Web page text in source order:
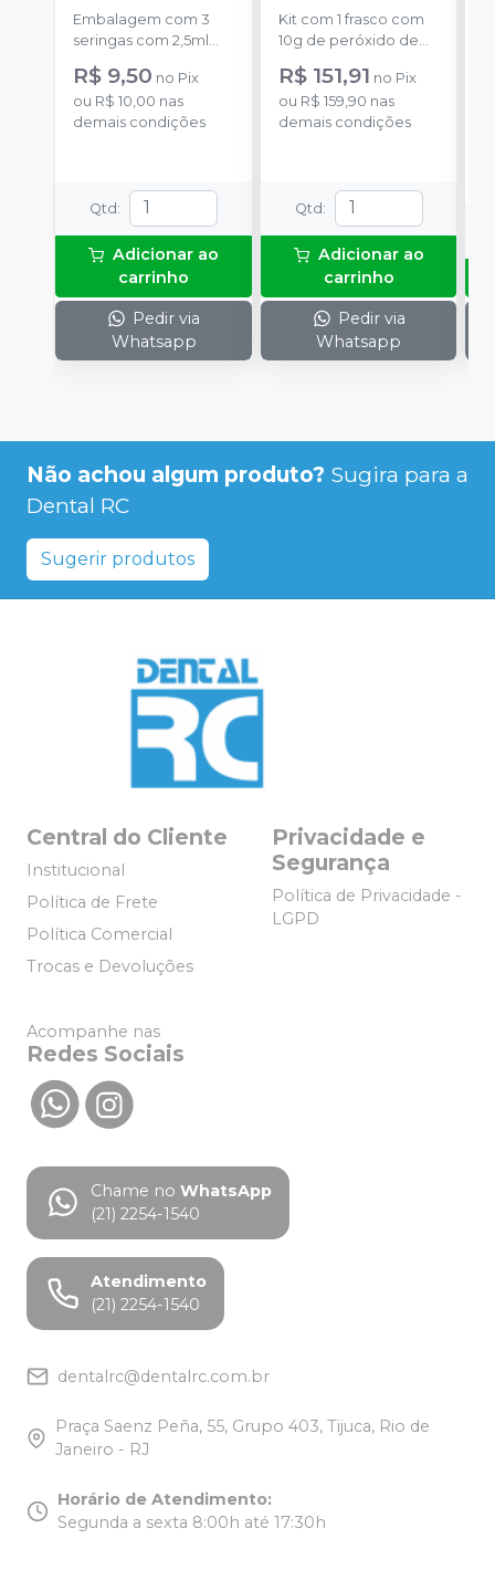
FGM
Embalagem com 3
seringas com 2,5ml
cada uma e 3
ponteiras para
aplicação.
R$ 9,50 no Pix
ou R$ 10,00 nas
demais condições
Qtd :
Adicionar ao
carrinho
Pedir via
Whatsapp
Pacientes
Kit com 1 frasco com
10g de peróxido de
hidrogênio
concentrado + 1 frasco
com 5g de
espessante + 1 frasco
(neutralizante de
peróxidos) + 1
espátula e uma placa
para preparo do gel e
1 Top Dam com 2g.
R$ 151,91 no Pix
ou R$ 159,90 nas
demais condições
Qtd :
Adicionar ao
carrinho
Pedir via
Whatsapp
Não achou algum produto? Sugira para a
Dental RC
Sugerir produtos
Central do Cliente
Institucional
Política de Frete
Política Comercial
Trocas e Devoluções
Privacidade e
Segurança
Política de Privacidade -
LGPD
Acompanhe nas
Redes Sociais
Chame no WhatsApp
(21) 2254-1540
Atendimento
(21) 2254-1540
dentalrc@dentalrc.com.br
Praça Saenz Peña, 55, Grupo 403, Tijuca, Rio de
Janeiro - RJ
Horário de Atendimento:
Segunda a sexta 8:00h até 17:30h